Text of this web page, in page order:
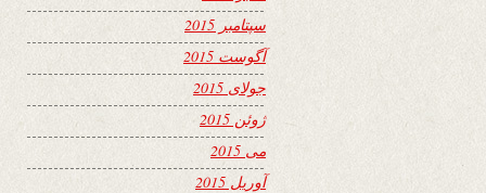
سپتامبر 2015
آگوست 2015
جولای 2015
ژوئن 2015
می 2015
آوریل 2015